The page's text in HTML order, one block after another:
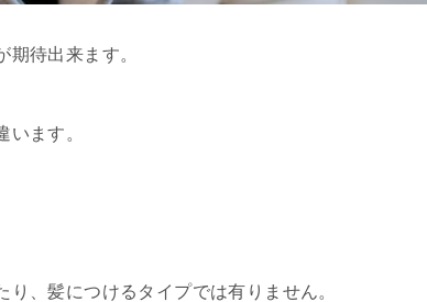
待出来ます。
ます。
、髪につけるタイプでは有りません。